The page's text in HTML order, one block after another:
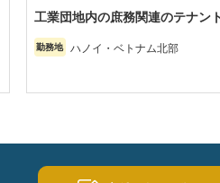
工業団地内の庶務関連のテナン
勤務地 ハノイ・ベトナム北部